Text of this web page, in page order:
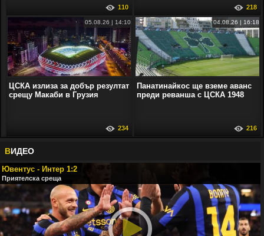
110 218
05.08.26 | 14:10
ЦСКА излиза за добър резултат
срещу Макаби в Грузия
234
04.08.26 | 16:18
Панатинайкос ще вземе аванс
преди реванша с ЦСКА 1948
216
ВИДЕО
Ювентус - Интер 1:2
Приятелска среща